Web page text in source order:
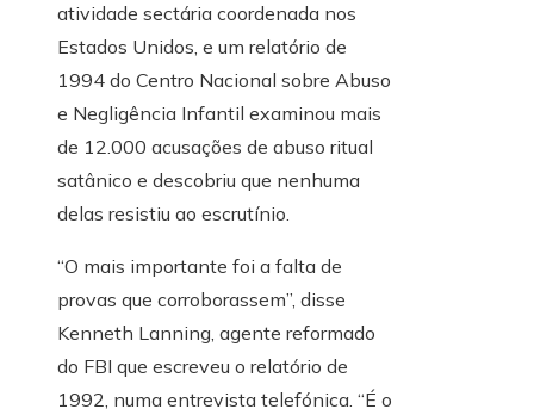
atividade sectária coordenada nos
Estados Unidos, e um relatório de
1994 do Centro Nacional sobre Abuso
e Negligência Infantil examinou mais
de 12.000 acusações de abuso ritual
satânico e descobriu que nenhuma
delas resistiu ao escrutínio.
“O mais importante foi a falta de
provas que corroborassem”, disse
Kenneth Lanning, agente reformado
do FBI que escreveu o relatório de
1992, numa entrevista telefónica. “É o